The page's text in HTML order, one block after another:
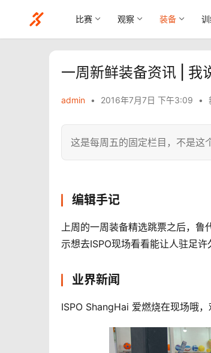
比赛 观察 装备
一周新鲜装备资讯 | 我
admin • 2016年7月7日 下午3:09 •
这是每周五的固定栏目，不是这
编辑手记
上周的一周装备精选跳票之后，鲁
示想去ISPO现场看看能让人驻足
业界新闻
ISPO ShangHai 爱燃烧在现场哦，